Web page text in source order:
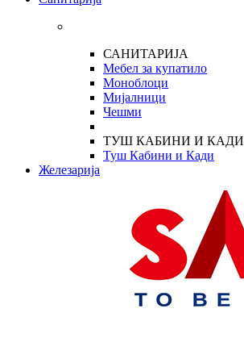
САНИТАРИЈА
Мебел за купатило
Моноблоци
Мијалници
Чешми
ТУШ КАБИНИ И КАДИ
Туш Кабини и Кади
Железарија